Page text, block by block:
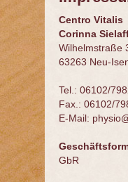
Centro Vitalis
Corinna
Wilhelmstraße
63263 Neu-
Tel.: 06102/
Fax.: 06102/
E-Mail:
GbR